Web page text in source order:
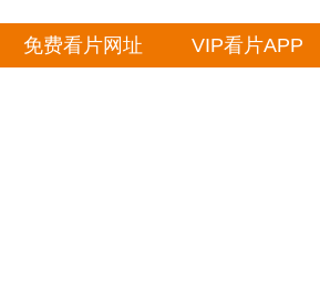
免费看片网址 VIP看片APP